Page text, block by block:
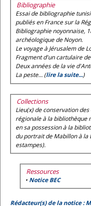
Bibliographie
Essai de bibliographie
publiés en France sur la
Bibliographie noyonnaise,
archéologique de Noyon.
Le voyage à Jérusalem de
Fragment d'un cartulaire
Deux années de la vie
La peste... (lire la suite...)
Collections
Lieu(x) de conservation
régionale à la bibliothèque
en sa possession à la
du portrait de Mabillon à la
estampes).
Ressources
• Notice BEC
Rédacteur(s) de la notice :